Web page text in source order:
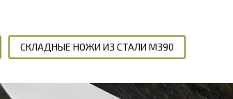
СКЛАДНЫЕ НОЖИ ИЗ СТАЛИ М390